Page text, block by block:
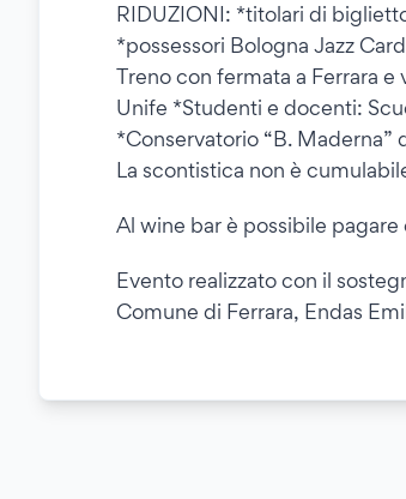
RIDUZIONI: *titolari di
*possessori Bologna Jazz
Treno con fermata a Ferrara
Unife *Studenti e docenti:
*Conservatorio “B. Maderna”
La scontistica non è
Al wine bar è possibile pagare
Evento realizzato con il
Comune di Ferrara, Endas